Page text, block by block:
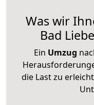
Was wir
Bad
Ein Umzug
die Last zu